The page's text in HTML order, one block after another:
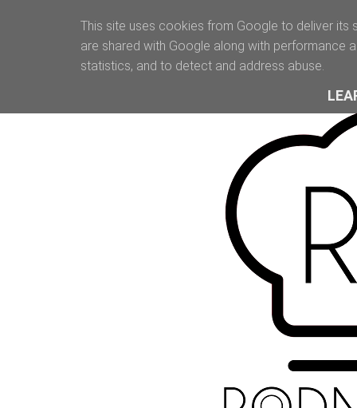
This site uses cookies from Google to deliver its
are shared with Google along with performance
statistics, and to detect and address abuse.